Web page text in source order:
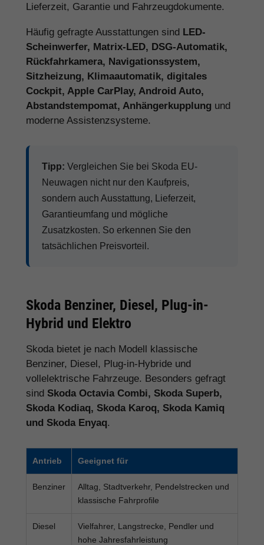
Lieferzeit, Garantie und Fahrzeugdokumente.
Häufig gefragte Ausstattungen sind LED-
Scheinwerfer, Matrix-LED, DSG-Automatik,
Rückfahrkamera, Navigationssystem,
Sitzheizung, Klimaautomatik, digitales
Cockpit, Apple CarPlay, Android Auto,
Abstandstempomat, Anhängerkupplung und
moderne Assistenzsysteme.
Tipp: Vergleichen Sie bei Skoda EU-
Neuwagen nicht nur den Kaufpreis,
sondern auch Ausstattung, Lieferzeit,
Garantieumfang und mögliche
Zusatzkosten. So erkennen Sie den
tatsächlichen Preisvorteil.
Skoda Benziner, Diesel, Plug-in-
Hybrid und Elektro
Skoda bietet je nach Modell klassische
Benziner, Diesel, Plug-in-Hybride und
vollelektrische Fahrzeuge. Besonders gefragt
sind Skoda Octavia Combi, Skoda Superb,
Skoda Kodiaq, Skoda Karoq, Skoda Kamiq
und Skoda Enyaq.
Antrieb Geeignet für
Benziner
Alltag, Stadtverkehr, Pendelstrecken und
klassische Fahrprofile
Diesel
Vielfahrer, Langstrecke, Pendler und
hohe Jahresfahrleistung